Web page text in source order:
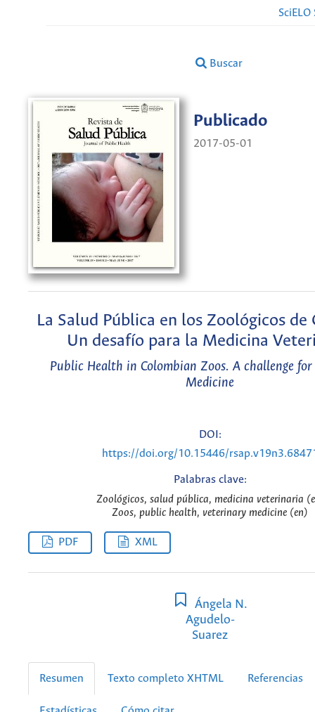
Buscar
Publicado
2017-05-01
La Salud Pública en los Zoológicos de
Un desafío para la Medicina
Public Health in Colombian Zoos. A challenge
Medicine
DOI:
https://doi.org/10.15446/
Palabras clave:
Zoológicos, salud pública, medicina veterinaria
Zoos, public health, veterinary medicine (en)
PDF XML
Ángela N.
Agudelo-
Suarez
Resumen Texto completo XHTML Referencias